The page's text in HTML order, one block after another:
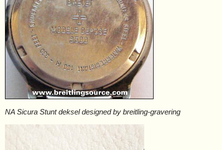
NA Sicura Stunt deksel designed by breitling-gravering